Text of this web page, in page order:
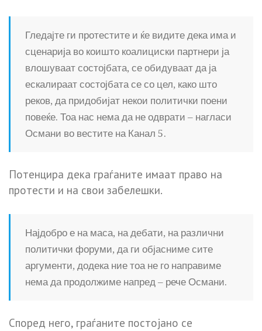
Гледајте ги протестите и ќе видите дека има и
сценарија во коишто коалициски партнери ја
влошуваат состојбата, се обидуваат да ја
ескалираат состојбата се со цел, како што
реков, да придобијат некои политички поени
повеќе. Тоа нас нема да не одврати – нагласи
Османи во вестите на Канал 5.
Потенцира дека граѓаните имаат право на
протести и на свои забелешки.
Најдобро е на маса, на дебати, на различни
политички форуми, да ги објасниме сите
аргументи, додека ние тоа не го направиме
нема да продолжиме напред – рече Османи.
Според него, граѓаните постојано се